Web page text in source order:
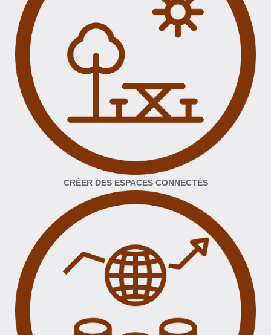
CRÉER DES ESPACES CONNECTÉS